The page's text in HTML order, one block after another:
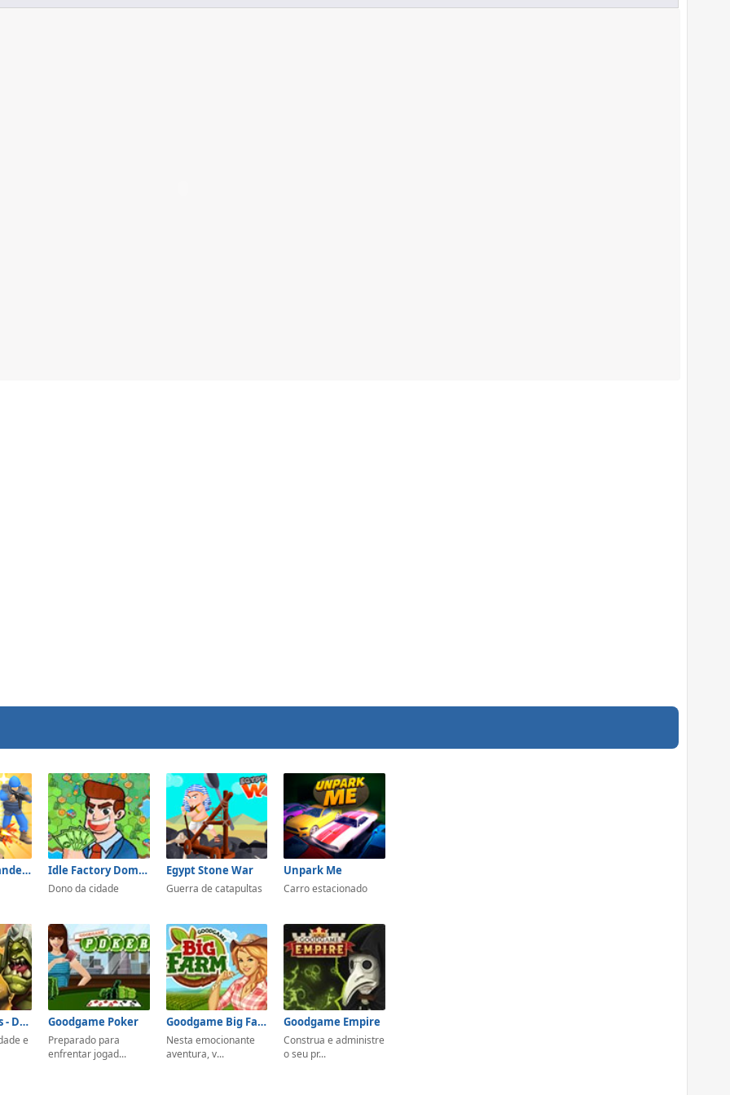
Army Commander Craft Idle Factory Domination
Dono da cidade
Egypt Stone War
Guerra de catapultas
Unpark Me
Carro estacionado
Shadow Kings - Dark Ages
e
Goodgame Poker
Preparado para
enfrentar jogad...
Goodgame Big Farm
Nesta emocionante
aventura, v...
Goodgame Empire
Construa e administre
o seu pr...